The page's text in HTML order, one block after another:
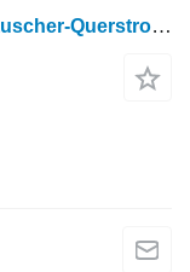
John Deere 6r, 6145r, 6215r Wärmetauscher-Querstrom-Kraftstoffkühler Al218704 AL218704 Ladeluftkühler für Radtraktor